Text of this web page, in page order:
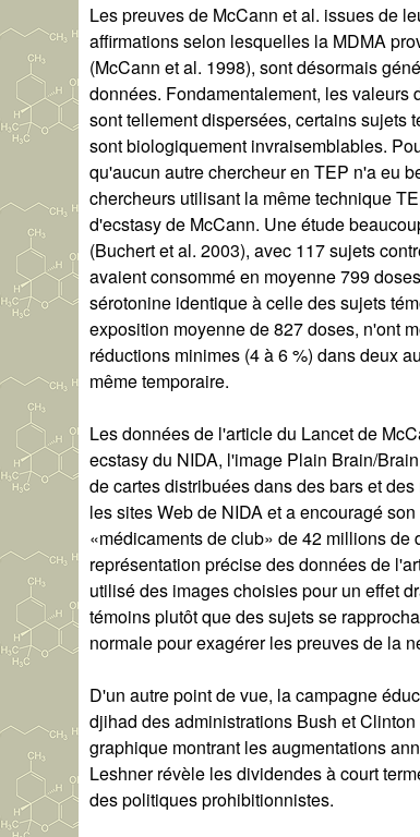
Les preuves de McCann et al. issues de
affirmations selon lesquelles la MDMA
(McCann et al. 1998), sont désormais
données. Fondamentalement, les valeurs
sont tellement dispersées, certains sujets
sont biologiquement invraisemblables.
qu'aucun autre chercheur en TEP n'a eu
chercheurs utilisant la même technique
d'ecstasy de McCann. Une étude
(Buchert et al. 2003), avec 117 sujets
avaient consommé en moyenne 799
sérotonine identique à celle des sujets
exposition moyenne de 827 doses, n'ont
réductions minimes (4 à 6 %) dans deux
même temporaire.
Les données de l'article du Lancet de
ecstasy du NIDA, l'image Plain Brain/
de cartes distribuées dans des bars et
les sites Web de NIDA et a encouragé
«médicaments de club» de 42 millions
représentation précise des données de
utilisé des images choisies pour un effet
témoins plutôt que des sujets se
normale pour exagérer les preuves de la
D'un autre point de vue, la campagne
djihad des administrations Bush et
graphique montrant les augmentations
Leshner révèle les dividendes à court
des politiques prohibitionnistes.